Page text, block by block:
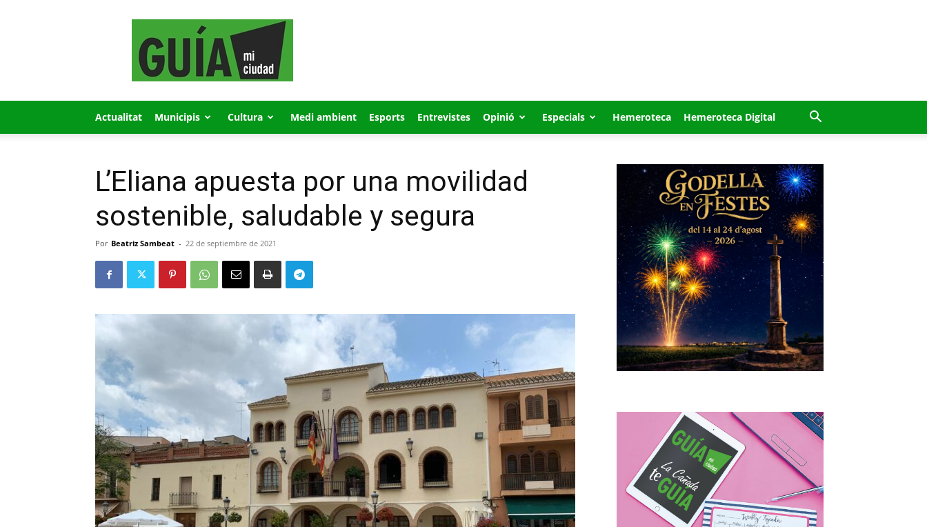
MI
CIUDAD
Actualitat Municipis Cultura Medi ambient Esports Entrevistes Opinió Especials Hemeroteca Hemeroteca Digital
L’Eliana apuesta por una movilidad
sostenible, saludable y segura
Por Beatriz Sambeat - 22 de septiembre de 2021